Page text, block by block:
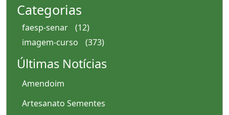
Categorias
faesp-senar
(12)
imagem-curso
(373)
Últimas Notícias
Amendoim
Artesanato Sementes